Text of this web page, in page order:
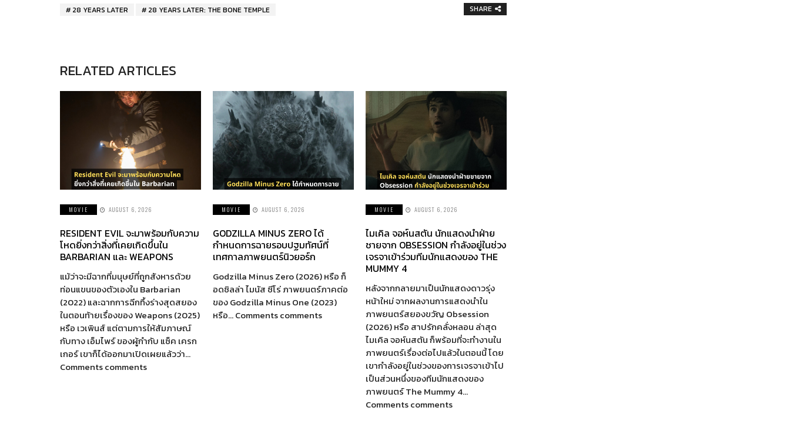
28 YEARS LATER 28 YEARS LATER: THE BONE TEMPLE SHARE
RELATED ARTICLES
MOVIE AUGUST 6, 2026
RESIDENT EVIL จะมาพร้อมกับความ
โหดยิ่งกว่าสิ่งที่เคยเกิดขึ้นใน
BARBARIAN และ WEAPONS
แม้ว่าจะมีฉากที่มนุษย์ที่ถูกสังหารด้วย
ท่อนแขนของตัวเองใน Barbarian
(2022) และฉากการฉีกทึ้งร่างสุดสยอง
ในตอนท้ายเรื่องของ Weapons (2025)
หรือ เวเพินส์ แต่ตามการให้สัมภาษณ์
กับทาง เอ็มไพร์ ของผู้กำกับ แซ็ค เครก
เกอร์ เขาก็ได้ออกมาเปิดเผยแล้วว่า…
Comments comments
MOVIE AUGUST 6, 2026
GODZILLA MINUS ZERO ได้
กำหนดการฉายรอบปฐมทัศน์ที่
เทศกาลภาพยนตร์นิวยอร์ก
Godzilla Minus Zero (2026) หรือ ก็
อดซิลล่า ไมนัส ซีโร่ ภาพยนตร์ภาคต่อ
ของ Godzilla Minus One (2023)
หรือ… Comments comments
MOVIE AUGUST 6, 2026
ไมเคิล จอห์นสตัน นักแสดงนำฝ่าย
ชายจาก OBSESSION กำลังอยู่ในช่วง
เจรจาเข้าร่วมทีมนักแสดงของ THE
MUMMY 4
หลังจากกลายมาเป็นนักแสดงดาวรุ่ง
หน้าใหม่ จากผลงานการแสดงนำใน
ภาพยนตร์สยองขวัญ Obsession
(2026) หรือ สาปรักคลั่งหลอน ล่าสุด
ไมเคิล จอห์นสตัน ก็พร้อมที่จะทำงานใน
ภาพยนตร์เรื่องต่อไปแล้วในตอนนี้ โดย
เขากำลังอยู่ในช่วงของการเจรจาเข้าไป
เป็นส่วนหนึ่งของทีมนักแสดงของ
ภาพยนตร์ The Mummy 4…
Comments comments